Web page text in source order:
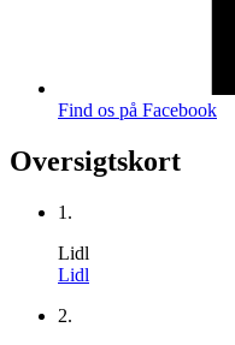
Find os på Facebook
Oversigtskort
1.
Lidl
Lidl
2.